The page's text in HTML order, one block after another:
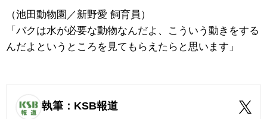
（池田動物園／新野愛 飼育員）
「バクは水が必要な動物なんだよ、こういう動きをする
んだよというところを見てもらえたらと思います」
執筆：KSB報道